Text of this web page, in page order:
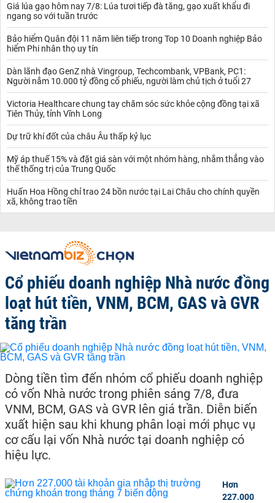
Giá lúa gạo hôm nay 7/8: Lúa tươi tiếp đà tăng, gạo xuất khẩu đi
ngang so với tuần trước
Bảo hiểm Quân đội 11 năm liên tiếp trong Top 10 Doanh nghiệp Bảo
hiểm Phi nhân thọ uy tín
Dàn lãnh đạo GenZ nhà Vingroup, Techcombank, VPBank, PC1:
Người nắm 10.000 tỷ đồng cổ phiếu, người làm chủ tịch ở tuổi 27
Victoria Healthcare chung tay chăm sóc sức khỏe cộng đồng tại xã
Tiên Thủy, tỉnh Vĩnh Long
Dự trữ khí đốt của châu Âu thấp kỷ lục
Mỹ áp thuế 15% và đặt giá sàn với một nhóm hàng, nhắm thẳng vào
thế thống trị của Trung Quốc
Huấn Hoa Hồng chỉ trao 24 bồn nước tại Lai Châu cho chính quyền
xã, không trao tiền
Cổ phiếu doanh nghiệp Nhà nước đồng
loạt hút tiền, VNM, BCM, GAS và GVR
tăng trần
Dòng tiền tìm đến nhóm cổ phiếu doanh nghiệp
có vốn Nhà nước trong phiên sáng 7/8, đưa
VNM, BCM, GAS và GVR lên giá trần. Diễn biến
xuất hiện sau khi khung phân loại mới phục vụ
cơ cấu lại vốn Nhà nước tại doanh nghiệp có
hiệu lực.
Hơn
227.000